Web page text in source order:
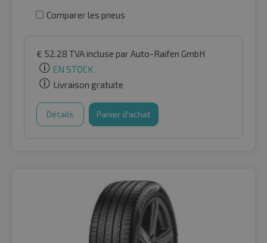
Comparer les pneus
€ 52.28 TVA incluse par Auto-Raifen GmbH
EN STOCK
Livraison gratuite
Détails Panier d'achat